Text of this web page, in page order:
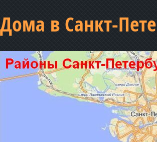
Дома в Санкт-